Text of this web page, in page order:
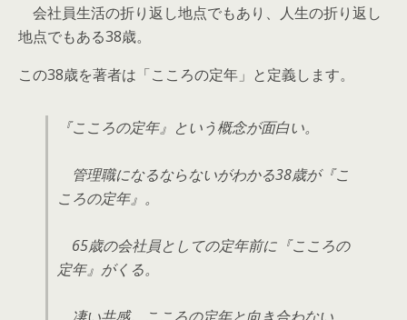
会社員生活の折り返し地点でもあり、人生の折り返し
地点でもある38歳。
この38歳を著者は「こころの定年 」と定義します。
『こころの定年』という概念が面白い。
管理職になるならないがわかる38歳が『こ
ころの定年』。
65歳の会社員としての定年前に『こころの
定年』がくる。